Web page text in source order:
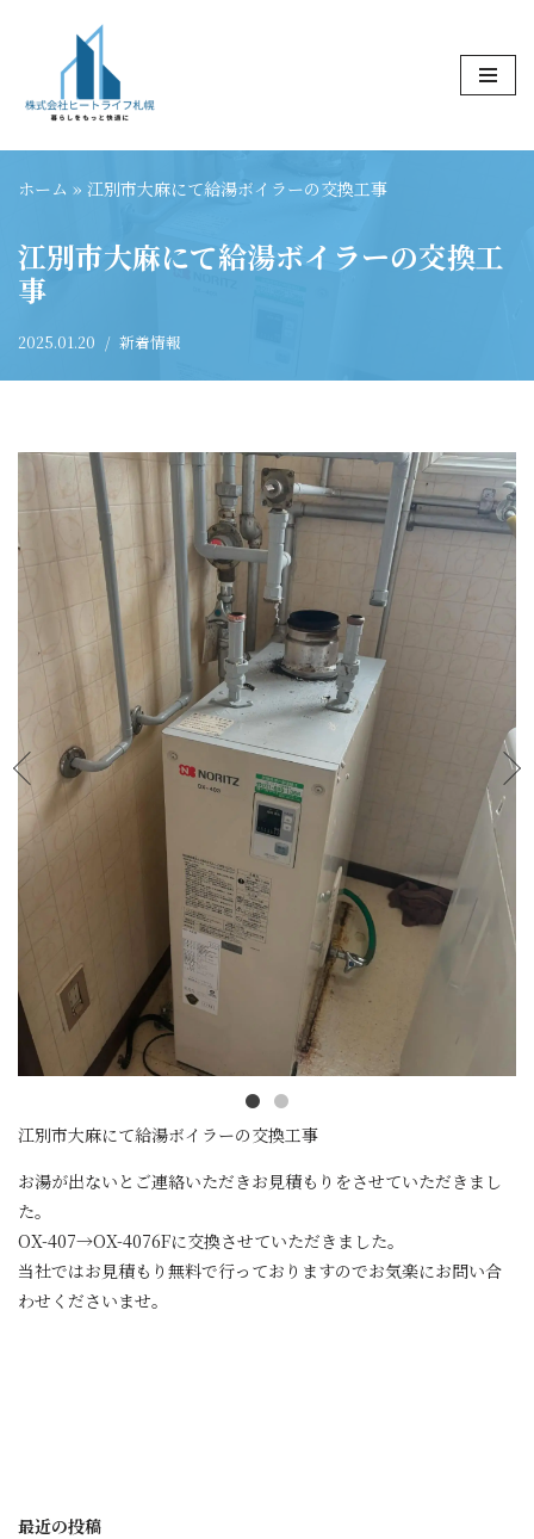
ン
ン
ツ
ス
キ
ッ
プ
ホーム » 江別市大麻にて給湯ボイラーの交換工事
江別市大麻にて給湯ボイラーの交換工
事
2025.01.20 新着情報
江別市大麻にて給湯ボイラーの交換工事
お湯が出ないとご連絡いただきお見積もりをさせていただきまし
た。
OX-407→OX-4076Fに交換させていただきました。
当社ではお見積もり無料で行っておりますのでお気楽にお問い合
わせくださいませ。
最近の投稿